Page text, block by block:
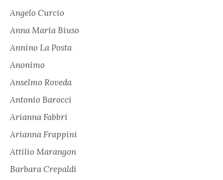
Angelo Curcio
Anna Maria Biuso
Annino La Posta
Anonimo
Anselmo Roveda
Antonio Barocci
Arianna Fabbri
Arianna Frappini
Attilio Marangon
Barbara Crepaldi